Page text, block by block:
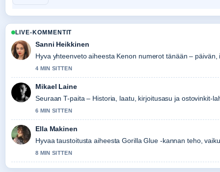
LIVE-KOMMENTIT
Sanni Heikkinen
Hyva yhteenveto aiheesta Kenon numerot tänään –
4 MIN SITTEN
Mikael Laine
Seuraan T-paita – Historia, laatu, kirjoitusasu ja ostovinkit-
6 MIN SITTEN
Ella Makinen
Hyvaa taustoitusta aiheesta Gorilla Glue -kannan teho,
8 MIN SITTEN